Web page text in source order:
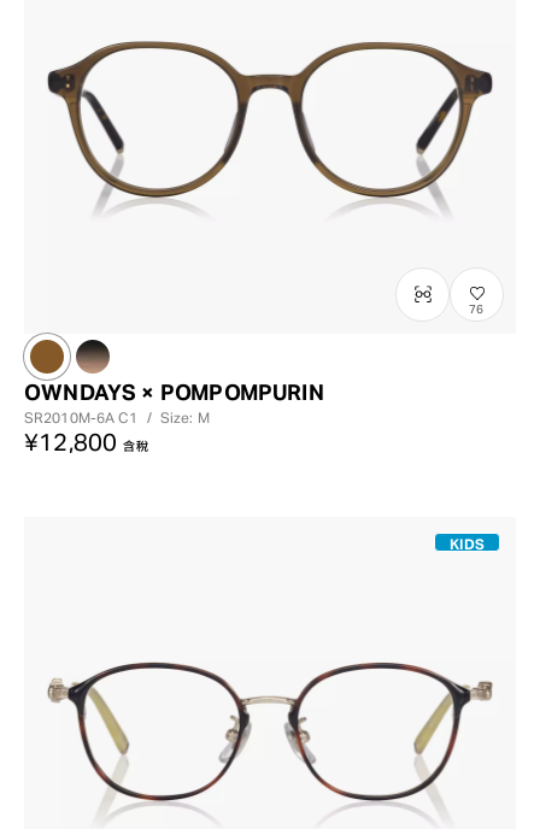
76
OWNDAYS × POMPOMPURIN
SR2010M-6AC1 / Size: M
¥12,800 含稅
KIDS